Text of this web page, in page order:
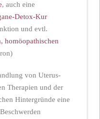
, auch eine
Detox-Kur
und evtl.
homöopathischen
von Uterus-
Therapien und der
Hintergründe eine